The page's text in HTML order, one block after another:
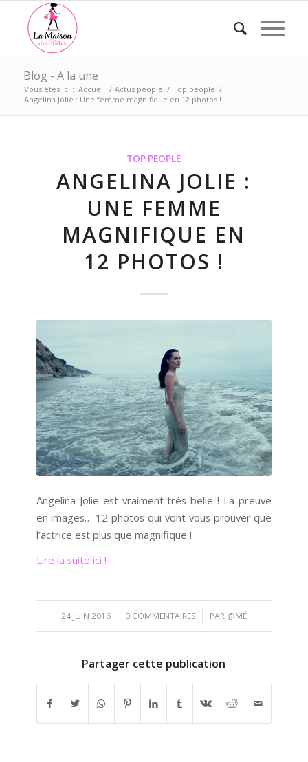
Blog - A la une
Vous êtes ici : Accueil / Actus people / Top people /
Angelina Jolie : Une femme magnifique en 12 photos !
TOP PEOPLE
ANGELINA JOLIE :
UNE FEMME
MAGNIFIQUE EN
12 PHOTOS !
Angelina Jolie est vraiment très belle ! La preuve
en images… 12 photos qui vont vous prouver que
l’actrice est plus que magnifique !
Lire la suite ici !
24 JUIN 2016
/ 0 COMMENTAIRES
/ PAR @MÉ
Partager cette publication